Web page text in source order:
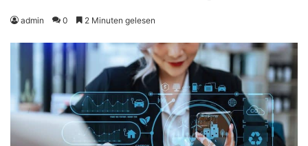
admin 0 2 Minuten gelesen